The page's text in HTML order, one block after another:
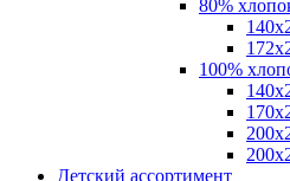
80%
100%
Детский ассортимент